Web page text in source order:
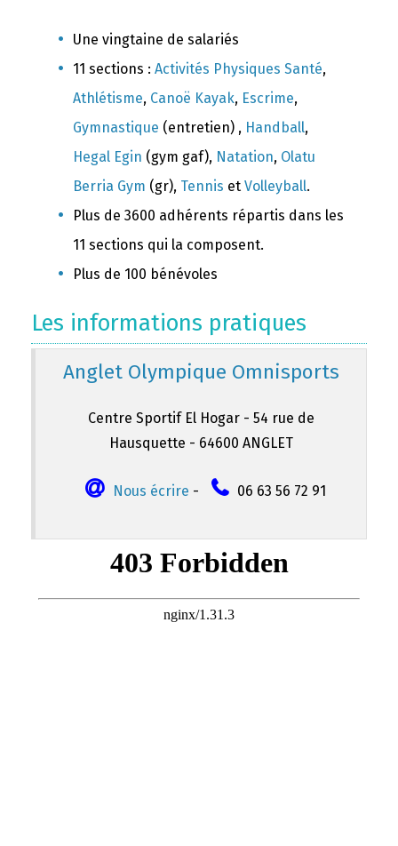
Une vingtaine de salariés
11 sections : Activités Physiques Santé,
Athlétisme, Canoë Kayak, Escrime,
Gymnastique (entretien) , Handball,
Hegal Egin (gym gaf), Natation, Olatu
Berria Gym (gr), Tennis et Volleyball.
Plus de 3600 adhérents répartis dans les
11 sections qui la composent.
Plus de 100 bénévoles
Les informations pratiques
Anglet Olympique Omnisports
Centre Sportif El Hogar - 54 rue de
Hausquette - 64600 ANGLET
Nous écrire - 06 63 56 72 91